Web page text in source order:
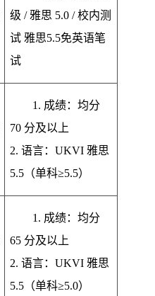
级 / 雅思 5.0 / 校内测
试 雅思5.5免英语笔
试
1. 成绩：均分
70 分及以上
2. 语言：UKVI 雅思
5.5（单科≥5.5）
1. 成绩：均分
65 分及以上
2. 语言：UKVI 雅思
5.5（单科≥5.0）